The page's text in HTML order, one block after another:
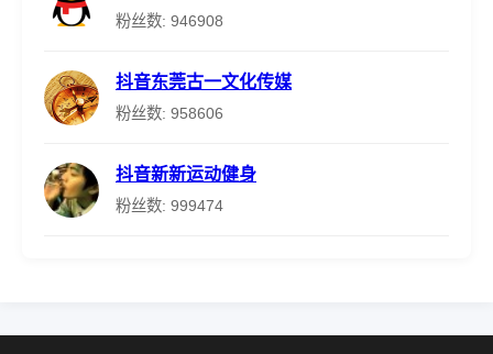
粉丝数: 946908
抖音东莞古一文化传媒
粉丝数: 958606
抖音新新运动健身
粉丝数: 999474